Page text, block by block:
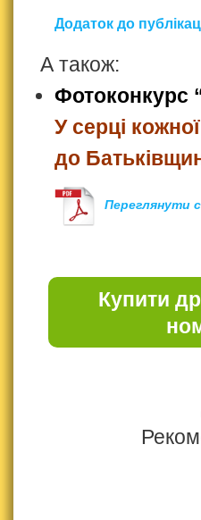
Додаток до
А також:
Фотоконкурс
У серці
до
Переглянути
Купити